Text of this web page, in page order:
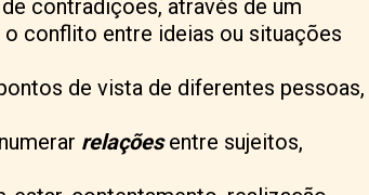
contradições, através de um
conflito entre ideias ou situações
de vista de diferentes pessoas,
relaçõesentre sujeitos,